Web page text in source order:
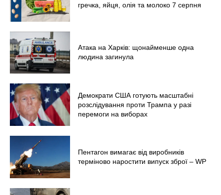
гречка, яйця, олія та молоко 7 серпня
Атака на Харків: щонайменше одна
людина загинула
Демократи США готують масштабні
розслідування проти Трампа у разі
перемоги на виборах
Пентагон вимагає від виробників
терміново наростити випуск зброї – WP